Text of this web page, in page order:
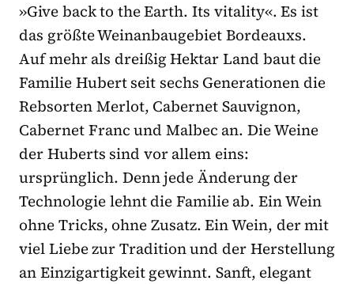
»Give back to the Earth. Its vitality«. Es ist
das größte Weinanbaugebiet Bordeauxs.
Auf mehr als dreißig Hektar Land baut die
Familie Hubert seit sechs Generationen die
Rebsorten Merlot, Cabernet Sauvignon,
Cabernet Franc und Malbec an. Die Weine
der Huberts sind vor allem eins:
ursprünglich. Denn jede Änderung der
Technologie lehnt die Familie ab. Ein Wein
ohne Tricks, ohne Zusatz. Ein Wein, der mit
viel Liebe zur Tradition und der Herstellung
an Einzigartigkeit gewinnt. Sanft, elegant